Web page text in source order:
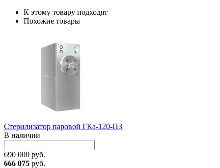
К этому товару подходят
Похожие товары
Стерилизатор паровой ГКа-120-ПЗ
В наличии
690 000 руб.
666 075 руб.